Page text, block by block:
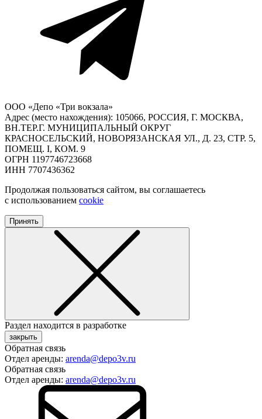
ООО «Депо «Три вокзала»
Адрес (место нахождения): 105066, РОССИЯ, Г. МОСКВА,
ВН.ТЕР.Г. МУНИЦИПАЛЬНЫЙ ОКРУГ
КРАСНОСЕЛЬСКИЙ, НОВОРЯЗАНСКАЯ УЛ., Д. 23, СТР. 5,
ПОМЕЩ. I, КОМ. 9
ОГРН 1197746723668
ИНН 7707436362
Продолжая пользоваться сайтом, вы соглашаетесь
с использованием cookie
Принять
Раздел находится в разработке
закрыть
Обратная связь
Отдел аренды: arenda@depo3v.ru
Обратная связь
Отдел аренды: arenda@depo3v.ru